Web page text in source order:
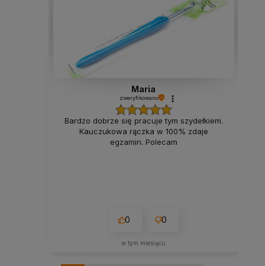
Maria
zweryfikowano
Bardzo dobrze się pracuje tym szydełkiem.
Kauczukowa rączka w 100% zdaje
egzamin. Polecam
0 0
w tym miesiącu